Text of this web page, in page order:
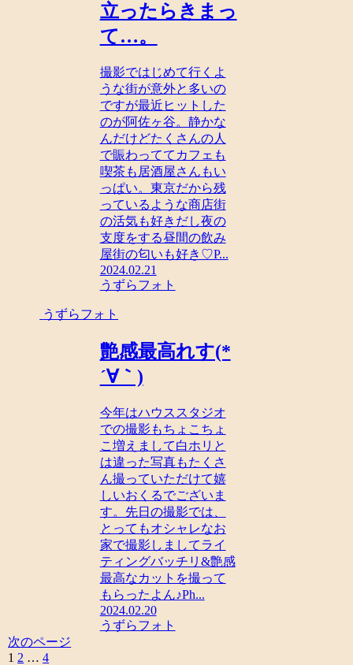
立ったらきまっ
て…。
撮影ではじめて行くよ
うな街が意外と多いの
ですが最近ヒットした
のが阿佐ヶ谷。静かな
んだけどたくさんの人
で賑わっててカフェも
喫茶も居酒屋さんもい
っぱい。東京だから残
っているような商店街
の活気も好きだし夜の
支度をする昼間の飲み
屋街の匂いも好き♡P...
2024.02.21
うずらフォト
うずらフォト
艶感最高れす(*
´∀｀)
今年はハウススタジオ
での撮影もちょこちょ
こ増えまして白ホリと
は違った写真もたくさ
ん撮っていただけて嬉
しいおくるでございま
す。先日の撮影では、
とってもオシャレなお
家で撮影しましてライ
ティングバッチリ&艶感
最高なカットを撮って
もらったよん♪Ph...
2024.02.20
うずらフォト
次のページ
1 2 … 4次